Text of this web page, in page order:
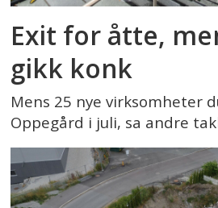
Exit for åtte,
gikk konk
Mens 25 nye virksomheter
Oppegård i juli, sa andre